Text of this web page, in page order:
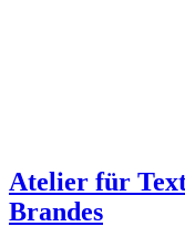
Atelier für
Brandes